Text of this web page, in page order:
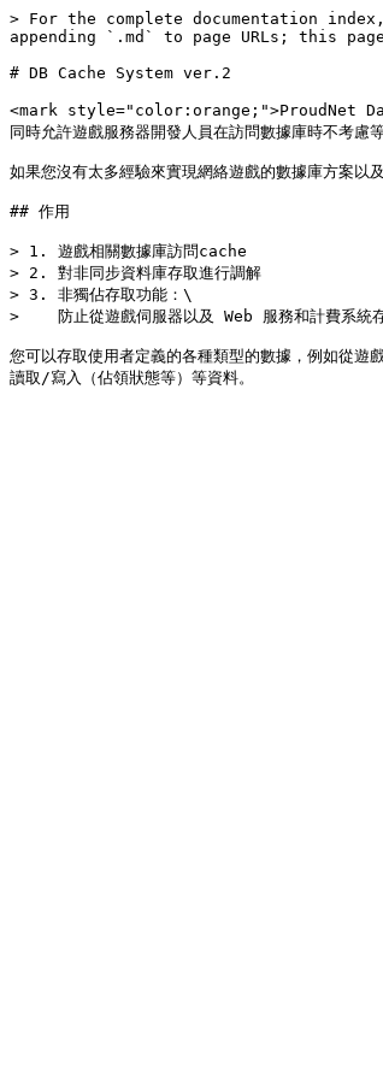
> For the complete documentation
appending `.md` to page URLs; this
# DB Cache System ver.2
<mark style="color:orange;">ProudNet
同時允許遊戲服務器開發人員在訪問數據庫時不考慮
如果您沒有太多經驗來實現網絡遊戲的數據庫方案以
## 作用
> 1. 遊戲相關數據庫訪問cache
> 2. 對非同步資料庫存取進行調解
> 3. 非獨佔存取功能：\
>    防止從遊戲伺服器以及 Web 服務和計費系統
您可以存取使用者定義的各種類型的數據，例如從遊